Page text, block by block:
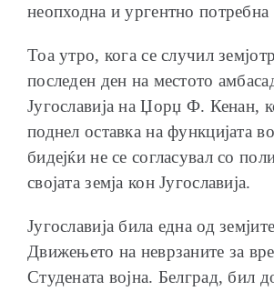
неопходна и ургентно потребна
Тоа утро, кога се случил
последен ден на местото
Југославија на Џорџ Ф. Кенан,
поднел оставка на функцијата
бидејќи не се согласувал со
својата земја кон Југославија.
Југославија била една од
Движењето на неврзаните за
Студената војна. Белград, бил